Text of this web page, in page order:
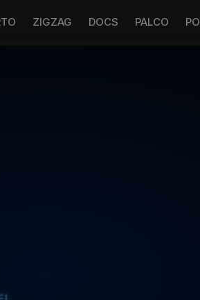
ZIGZAG DOCS PALCO